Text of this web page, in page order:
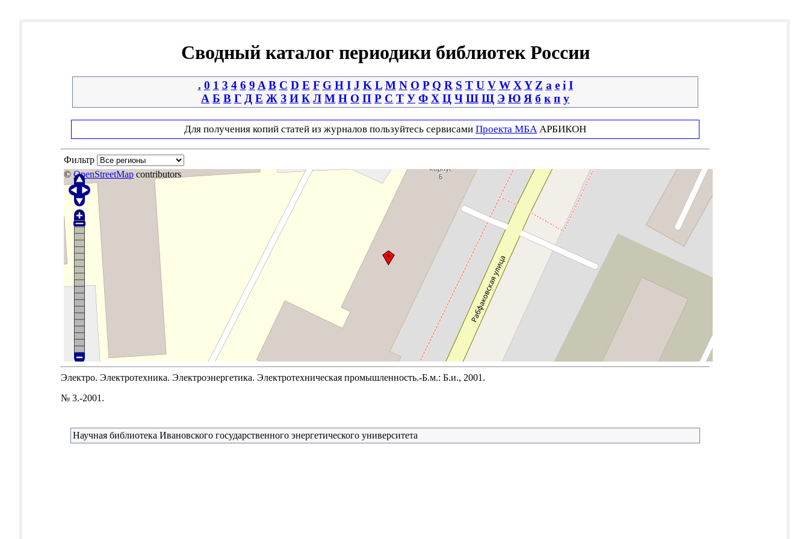
Сводный каталог периодики библиотек России
. 0 1 3 4 6 9 A B C D E F G H I J K L M N O P Q R S T U V W X Y Z a e i І
А Б В Г Д Е Ж З И К Л М Н О П Р С Т У Ф Х Ц Ч Ш Щ Э Ю Я б к п у
Для получения копий статей из журналов пользуйтесь сервисами Проекта МБА АРБИКОН
Фильтр
© OpenStreetMap contributors
Электро. Электротехника. Электроэнергетика. Электротехническая промышленность.-Б.м.: Б.и., 2001.
№ 3.-2001.
Научная библиотека Ивановского государственного энергетического университета